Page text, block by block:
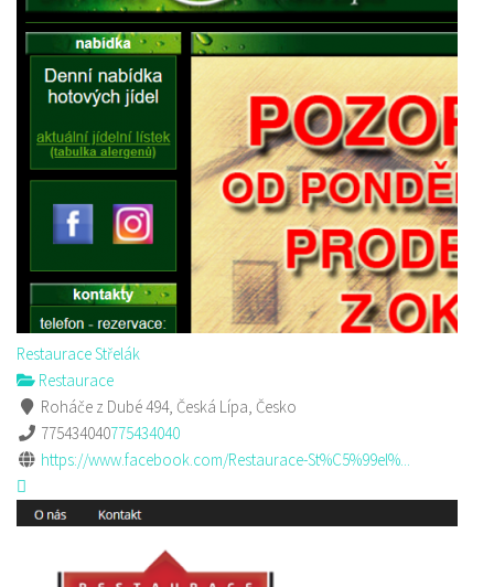
Restaurace Střelák
Restaurace
Roháče z Dubé 494, Česká Lípa, Česko
775434040775434040
https://www.facebook.com/Restaurace-St%C5%99el%...